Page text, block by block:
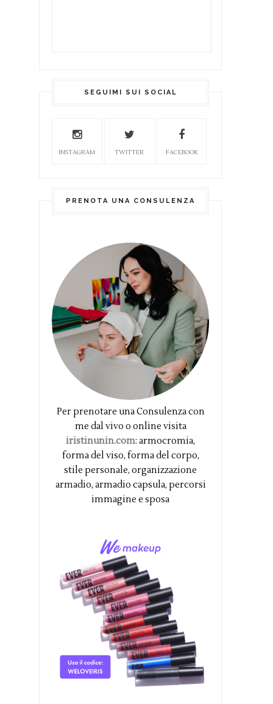
SEGUIMI SUI SOCIAL
INSTAGRAM TWITTER FACEBOOK
PRENOTA UNA CONSULENZA
Per prenotare una Consulenza con
me dal vivo o online visita
iristinunin.com: armocromia,
forma del viso, forma del corpo,
stile personale, organizzazione
armadio, armadio capsula, percorsi
immagine e sposa